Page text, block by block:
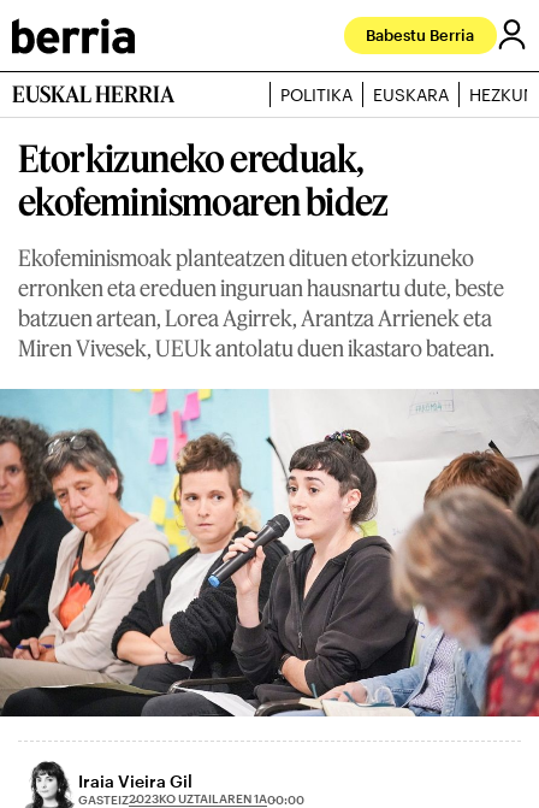
Babestu Berria
EUSKAL HERRIA POLITIKA EUSKARA
Etorkizuneko ereduak,
ekofeminismoaren bidez
Ekofeminismoak planteatzen dituen etorkizuneko
erronken eta ereduen inguruan hausnartu dute, beste
batzuen artean, Lorea Agirrek, Arantza Arrienek eta
Miren Vivesek, UEUk antolatu duen ikastaro batean.
Iraia Vieira Gil
GASTEIZ2023KO UZTAILAREN 1A00:00